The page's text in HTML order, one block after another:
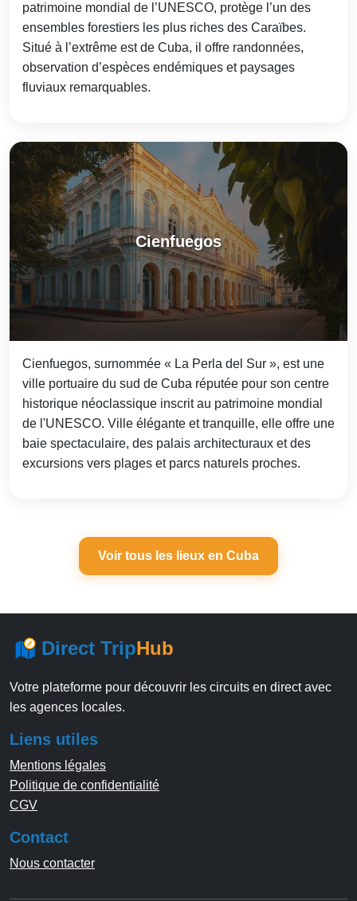
patrimoine mondial de l’UNESCO, protège l’un des
ensembles forestiers les plus riches des Caraïbes.
Situé à l’extrême est de Cuba, il offre randonnées,
observation d’espèces endémiques et paysages
fluviaux remarquables.
Cienfuegos
Cienfuegos, surnommée « La Perla del Sur », est une
ville portuaire du sud de Cuba réputée pour son centre
historique néoclassique inscrit au patrimoine mondial
de l'UNESCO. Ville élégante et tranquille, elle offre une
baie spectaculaire, des palais architecturaux et des
excursions vers plages et parcs naturels proches.
Voir tous les lieux en Cuba
Direct TripHub
Votre plateforme pour découvrir les circuits en direct avec
les agences locales.
Liens utiles
Mentions légales
Politique de confidentialité
CGV
Contact
Nous contacter